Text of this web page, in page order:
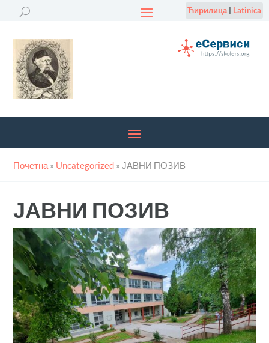
Ћирилица| Latinica
Почетна » Uncategorized »ЈАВНИ ПОЗИВ
ЈАВНИ ПОЗИВ